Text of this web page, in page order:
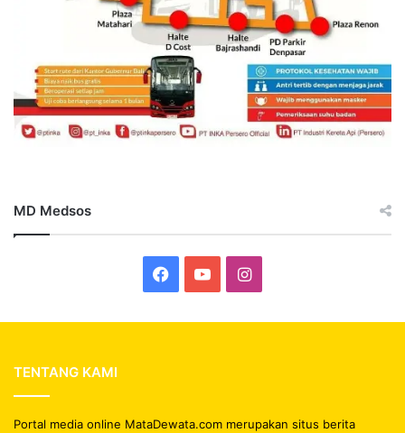
MD Medsos
Facebook
YouTubeInstagram
TENTANG KAMI
Portal media online MataDewata.com merupakan situs berita